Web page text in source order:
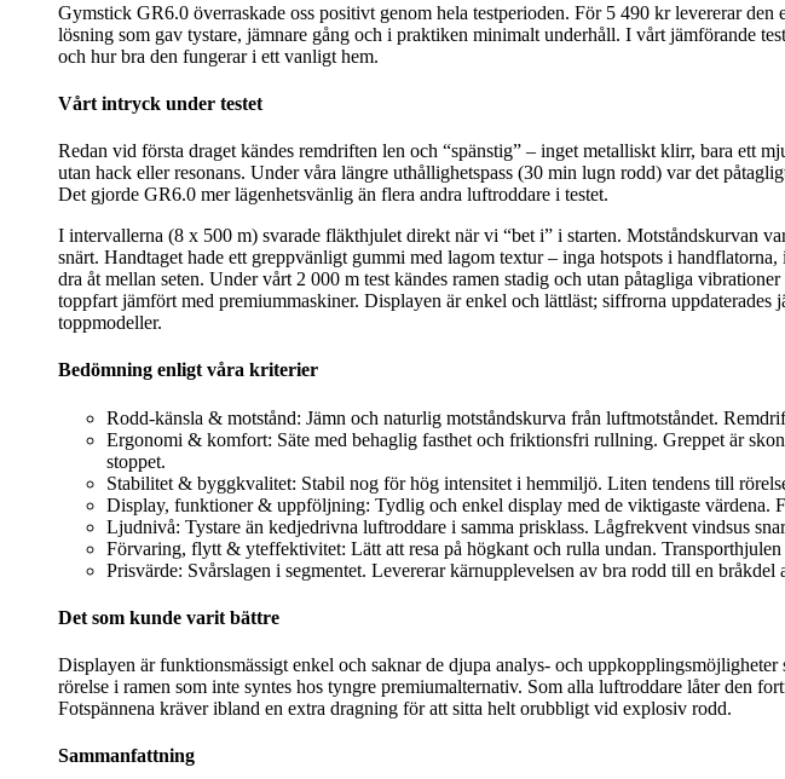
Gymstick GR6.0 överraskade oss positivt genom hela testperioden. För 5 490 kr levererar
lösning som gav tystare, jämnare gång och i praktiken minimalt underhåll. I vårt jämförande
och hur bra den fungerar i ett vanligt hem.
Vårt intryck under testet
Redan vid första draget kändes remdriften len och “spänstig” – inget metalliskt klirr, bara ett
utan hack eller resonans. Under våra längre uthållighetspass (30 min lugn rodd) var det
Det gjorde GR6.0 mer lägenhetsvänlig än flera andra luftroddare i testet.
I intervallerna (8 x 500 m) svarade fläkthjulet direkt när vi “bet i” i starten. Motståndskurvan
snärt. Handtaget hade ett greppvänligt gummi med lagom textur – inga hotspots i
dra åt mellan seten. Under vårt 2 000 m test kändes ramen stadig och utan påtagliga
toppfart jämfört med premiummaskiner. Displayen är enkel och lättläst; siffrorna
toppmodeller.
Bedömning enligt våra kriterier
Rodd-känsla & motstånd: Jämn och naturlig motståndskurva från luftmotståndet.
Ergonomi & komfort: Säte med behaglig fasthet och friktionsfri rullning. Greppet är
stoppet.
Stabilitet & byggkvalitet: Stabil nog för hög intensitet i hemmiljö. Liten tendens till
Display, funktioner & uppföljning: Tydlig och enkel display med de viktigaste värdena.
Ljudnivå: Tystare än kedjedrivna luftroddare i samma prisklass. Lågfrekvent vindsus
Förvaring, flytt & yteffektivitet: Lätt att resa på högkant och rulla undan.
Prisvärde: Svårslagen i segmentet. Levererar kärnupplevelsen av bra rodd till en
Det som kunde varit bättre
Displayen är funktionsmässigt enkel och saknar de djupa analys- och
rörelse i ramen som inte syntes hos tyngre premiumalternativ. Som alla luftroddare låter den
Fotspännena kräver ibland en extra dragning för att sitta helt orubbligt vid explosiv rodd.
Sammanfattning